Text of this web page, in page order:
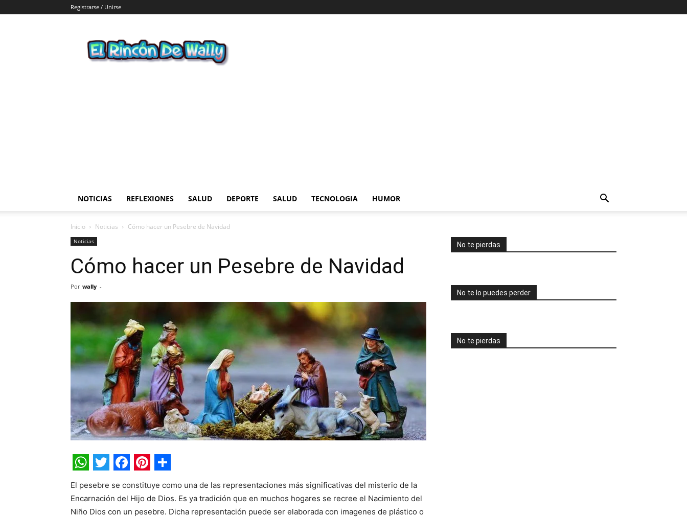
Registrarse / Unirse
Rincon
de
NOTICIAS REFLEXIONES SALUD DEPORTE SALUD TECNOLOGIA HUMOR
Inicio Noticias Cómo hacer un Pesebre de Navidad
Noticias
Cómo hacer un Pesebre de Navidad
Por wally -
WhatsApp
Twitter
Facebook
Pinterest
Share
El pesebre se constituye como una de las representaciones más significativas del misterio de la
Encarnación del Hijo de Dios. Es ya tradición que en muchos hogares se recree el Nacimiento del
Niño Dios con un pesebre. Dicha representación puede ser elaborada con imagenes de plástico o
No te pierdas
No te lo puedes perder
No te pierdas